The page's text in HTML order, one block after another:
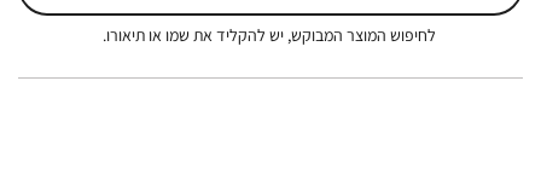
לחיפוש המוצר המבוקש, יש להקליד את שמו או תיאורו.